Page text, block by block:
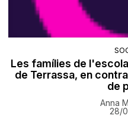
Les famílies de
de Terrassa, en
de
Anna
28/